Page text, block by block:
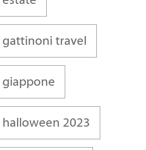
gattinoni travel
giappone
halloween 2023